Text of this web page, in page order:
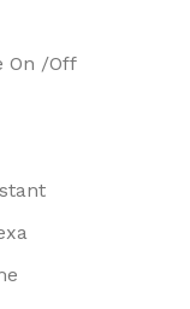
On /Off